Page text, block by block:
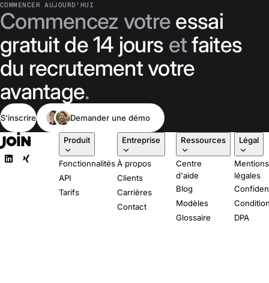
COMMENCER AUJOURD'HUI
Commencez votre essai
gratuit de 14 jours etfaites
du recrutement votre
avantage.
S'inscrire Demander une démo
Produit
Fonctionnalités
API
Tarifs
Entreprise
À propos
Clients
Carrières
Contact
Ressources
Centre
d'aide
Blog
Modèles
Glossaire
Légal
Mentions
légales
DPA